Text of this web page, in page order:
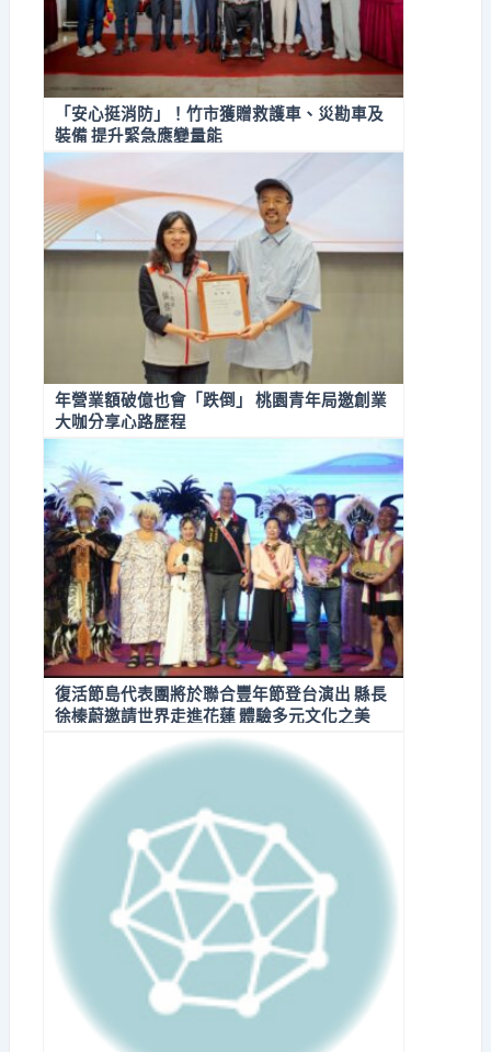
「安心挺消防」！竹市獲贈救護車、災勘車及
裝備 提升緊急應變量能
年營業額破億也會「跌倒」 桃園青年局邀創業
大咖分享心路歷程
復活節島代表團將於聯合豐年節登台演出 縣長
徐榛蔚邀請世界走進花蓮 體驗多元文化之美